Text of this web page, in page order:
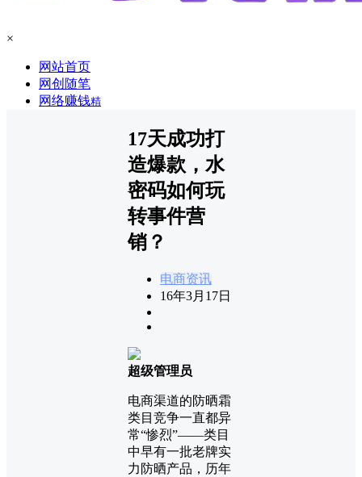
×
网站首页
网创随笔
网络赚钱精
17天成功打
造爆款，水
密码如何玩
转事件营
销？
电商资讯
16年3月17日
超级管理员
电商渠道的防晒霜
类目竞争一直都异
常“惨烈”——类目
中早有一批老牌实
力防晒产品，历年